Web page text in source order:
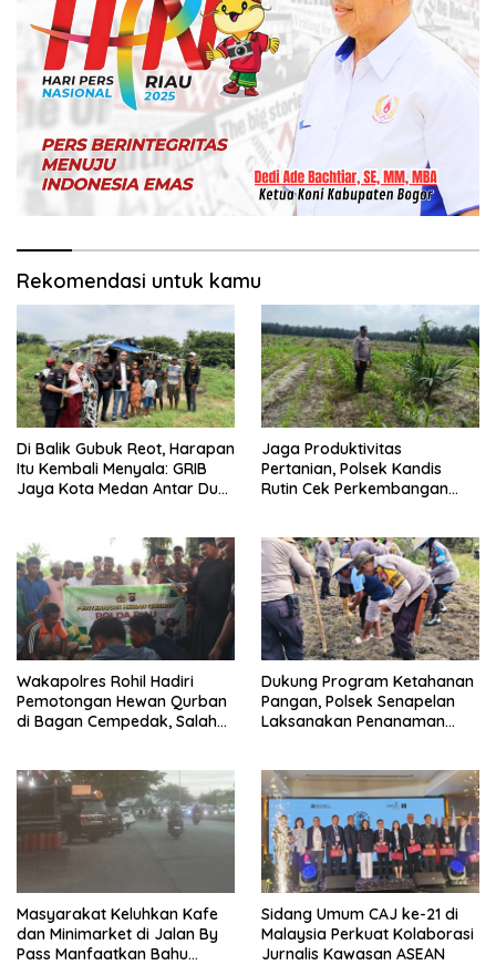
Rekomendasi untuk kamu
Di Balik Gubuk Reot, Harapan
Itu Kembali Menyala: GRIB
Jaya Kota Medan Antar Dua
Jaga Produktivitas
Pertanian, Polsek Kandis
Rutin Cek Perkembangan
Wakapolres Rohil Hadiri
Pemotongan Hewan Qurban
di Bagan Cempedak, Salah
Dukung Program Ketahanan
Pangan, Polsek Senapelan
Laksanakan Penanaman
Masyarakat Keluhkan Kafe
dan Minimarket di Jalan By
Pass Manfaatkan Bahu
Sidang Umum CAJ ke-21 di
Malaysia Perkuat Kolaborasi
Jurnalis Kawasan ASEAN